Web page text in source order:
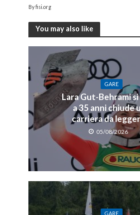
By fisi.org
You may also like
GARE
Lara Gut-Behrami
a 35 anni chiude
carriera da
05/08/2026
GARE